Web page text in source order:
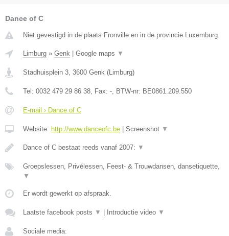
Dance of C
Niet gevestigd in de plaats Fronville en in de provincie Luxemburg.
Limburg » Genk | Google maps ▼
Stadhuisplein 3 3600 Genk (Limburg)
Tel: 0032 479 29 86 38 , Fax: - , BTW-nr: BE0861.209.550
E-mail › Dance of C
Website: http://www.danceofc.be | Screenshot ▼
Dance of C bestaat reeds vanaf 2007: ▼
Groepslessen, Privélessen, Feest- & Trouwdansen, dansetiquette,
▼
Er wordt gewerkt op afspraak.
Laatste facebook posts ▼ | Introductie video ▼
Sociale media: